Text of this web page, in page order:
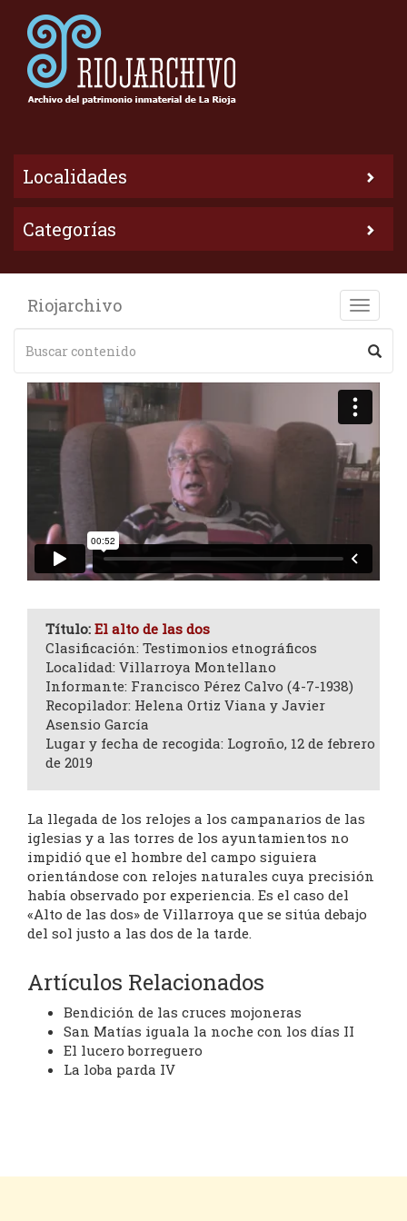
Localidades
Categorías
Toggle
Riojarchivo
Título: El alto de las dos
Clasificación: Testimonios etnográficos
Localidad: Villarroya Montellano
Informante: Francisco Pérez Calvo (4-7-1938)
Recopilador: Helena Ortiz Viana y Javier
Asensio García
Lugar y fecha de recogida: Logroño, 12 de febrero
de 2019
La llegada de los relojes a los campanarios de las
iglesias y a las torres de los ayuntamientos no
impidió que el hombre del campo siguiera
orientándose con relojes naturales cuya precisión
había observado por experiencia. Es el caso del
«Alto de las dos» de Villarroya que se sitúa debajo
del sol justo a las dos de la tarde.
Artículos Relacionados
Bendición de las cruces mojoneras
San Matías iguala la noche con los días II
El lucero borreguero
La loba parda IV